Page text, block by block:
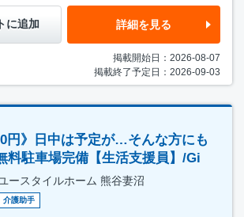
に追加 詳細を見る
掲載開始日：2026-08-07
掲載終了予定日：2026-09-03
円》日中は予定が…そんな方にも
駐車場完備【生活支援員】/Gi
ースタイルホーム 熊谷妻沼
介護助手